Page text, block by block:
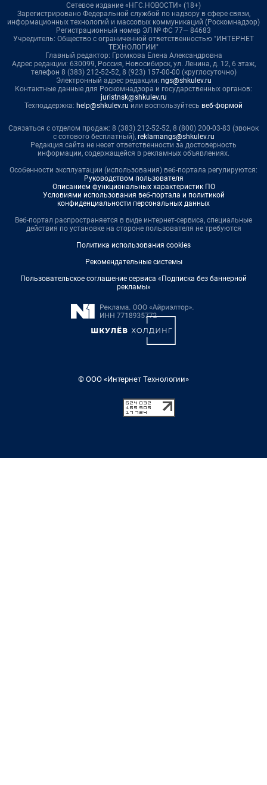
Сетевое издание «НГС.НОВОСТИ» (18+)
Зарегистрировано Федеральной службой по надзору в сфере связи,
информационных технологий и массовых коммуникаций (Роскомнадзор)
Регистрационный номер ЭЛ № ФС 77— 84683
Учредитель: Общество с ограниченной ответственностью "ИНТЕРНЕТ
ТЕХНОЛОГИИ"
Главный редактор: Громкова Елена Александровна
Адрес редакции: 630099, Россия, Новосибирск, ул. Ленина, д. 12, 6 этаж,
телефон 8 (383) 212-52-52, 8 (923) 157-00-00 (круглосуточно)
Электронный адрес редакции: ngs@shkulev.ru
Контактные данные для Роскомнадзора и государственных органов:
juristnsk@shkulev.ru
Техподдержка: help@shkulev.ru или воспользуйтесь веб-формой
Связаться с отделом продаж: 8 (383) 212-52-52, 8 (800) 200-03-83 (звонок
с сотового бесплатный), reklamangs@shkulev.ru
Редакция сайта не несет ответственности за достоверность
информации, содержащейся в рекламных объявлениях.
Особенности эксплуатации (использования) веб-портала регулируются:
Руководством пользователя
Описанием функциональных характеристик ПО
Условиями использования веб-портала и политикой
конфиденциальности персональных данных
Веб-портал распространяется в виде интернет-сервиса, специальные
действия по установке на стороне пользователя не требуются
Политика использования cookies
Рекомендательные системы
Пользовательское соглашение сервиса «Подписка без баннерной
рекламы»
© ООО «Интернет Технологии»